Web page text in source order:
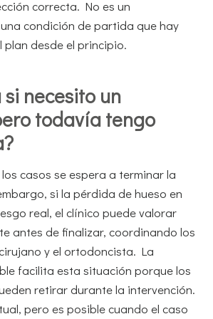
correcta. No es un
condición de partida que hay
desde el principio.
si necesito un
todavía tengo
casos se espera a terminar la
si la pérdida de hueso en
real, el clínico puede valorar
antes de finalizar, coordinando los
y el ortodoncista. La
facilita esta situación porque los
retirar durante la intervención.
pero es posible cuando el caso